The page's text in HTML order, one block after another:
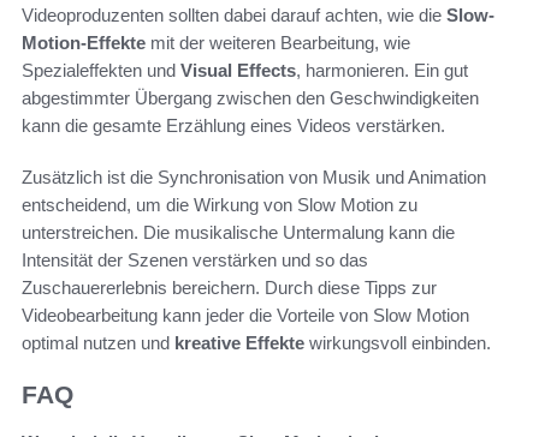
Videoproduzenten sollten dabei darauf achten, wie die Slow-
Motion-Effekte mit der weiteren Bearbeitung, wie
Spezialeffekten und Visual Effects, harmonieren. Ein gut
abgestimmter Übergang zwischen den Geschwindigkeiten
kann die gesamte Erzählung eines Videos verstärken.
Zusätzlich ist die Synchronisation von Musik und Animation
entscheidend, um die Wirkung von Slow Motion zu
unterstreichen. Die musikalische Untermalung kann die
Intensität der Szenen verstärken und so das
Zuschauererlebnis bereichern. Durch diese Tipps zur
Videobearbeitung kann jeder die Vorteile von Slow Motion
optimal nutzen und kreative Effekte wirkungsvoll einbinden.
FAQ